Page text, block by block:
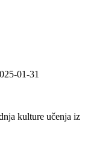
01-31
kulture učenja iz